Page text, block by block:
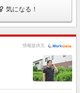
気になる！
情報提供元